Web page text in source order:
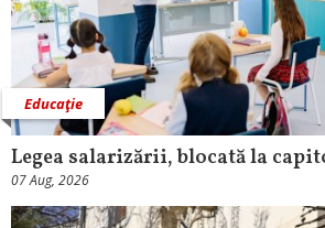
Educaţie
Legea salarizării, blocată la
07 Aug, 2026